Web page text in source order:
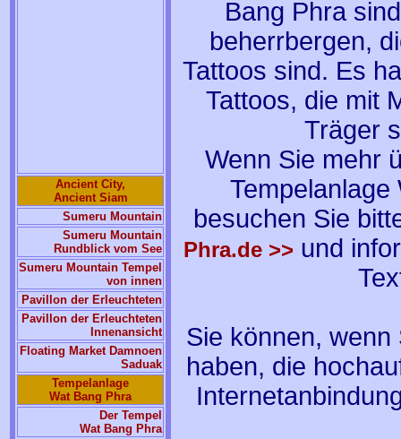
Ancient City,
Ancient Siam
Sumeru Mountain
Sumeru Mountain
Rundblick vom See
Sumeru Mountain Tempel
von innen
Pavillon der Erleuchteten
Pavillon der Erleuchteten
Innenansicht
Floating Market Damnoen
Saduak
Tempelanlage
Wat Bang Phra
Der Tempel
Wat Bang Phra
Bang Phra
beherrbergen,
Tattoos sind. Es
Tattoos, die mit
Träger
Wenn Sie mehr
besuchen Sie
Phra.de >> und
Sie können,
haben, die